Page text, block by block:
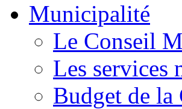
Municipalité
Le Conseil
Les services
Budget de la